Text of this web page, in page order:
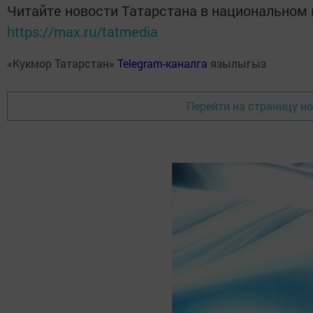
Читайте новости Татарстана в
https://max.ru/tatmedia
«Кукмор Татарстан» Telegram-каналга язылыгыз
Перейти на страницу